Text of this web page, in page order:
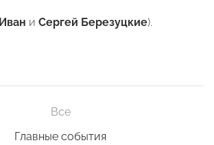
Иван и Сергей Березуцкие).
Все
Главные события